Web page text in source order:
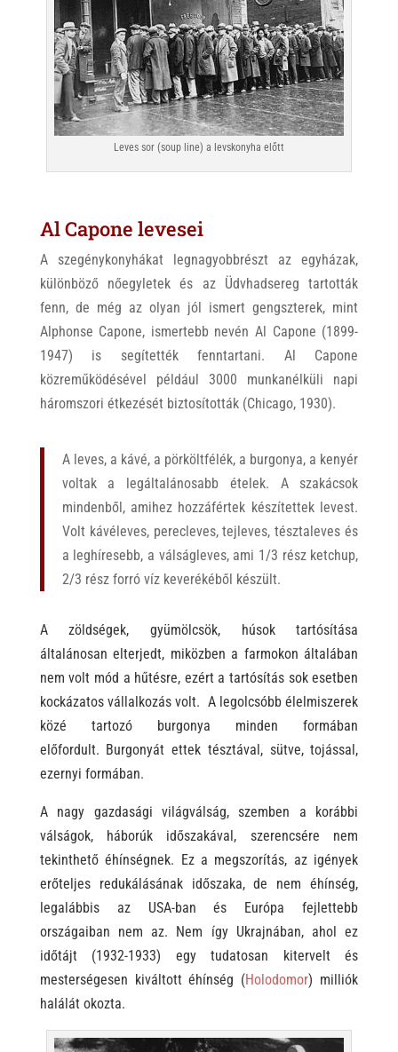
Leves sor (soup line) a levskonyha előtt
Al Capone levesei
A szegénykonyhákat legnagyobbrészt az egyházak,
különböző nőegyletek és az Üdvhadsereg tartották
fenn, de még az olyan jól ismert gengszterek, mint
Alphonse Capone, ismertebb nevén Al Capone (1899-
1947) is segítették fenntartani. Al Capone
közreműködésével például 3000 munkanélküli napi
háromszori étkezését biztosították (Chicago, 1930).
A leves, a kávé, a pörköltfélék, a burgonya, a kenyér
voltak a legáltalánosabb ételek. A szakácsok
mindenből, amihez hozzáfértek készítettek levest.
Volt kávéleves, perecleves, tejleves, tésztaleves és
a leghíresebb, a válságleves, ami 1/3 rész ketchup,
2/3 rész forró víz keverékéből készült.
A zöldségek, gyümölcsök, húsok tartósítása
általánosan elterjedt, miközben a farmokon általában
nem volt mód a hűtésre, ezért a tartósítás sok esetben
kockázatos vállalkozás volt. A legolcsóbb élelmiszerek
közé tartozó burgonya minden formában
előfordult. Burgonyát ettek tésztával, sütve, tojással,
ezernyi formában.
A nagy gazdasági világválság, szemben a korábbi
válságok, háborúk időszakával, szerencsére nem
tekinthető éhínségnek. Ez a megszorítás, az igények
erőteljes redukálásának időszaka, de nem éhínség,
legalábbis az USA-ban és Európa fejlettebb
országaiban nem az. Nem így Ukrajnában, ahol ez
időtájt (1932-1933) egy tudatosan kitervelt és
mesterségesen kiváltott éhínség (Holodomor) milliók
halálát okozta.